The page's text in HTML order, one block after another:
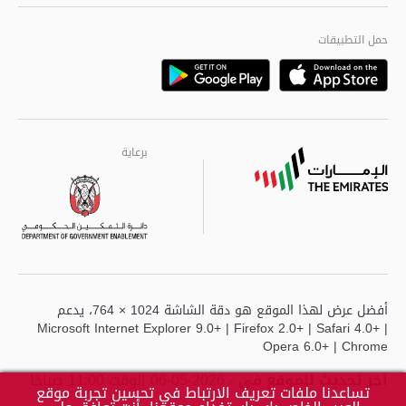
مراكز خدمة أبوظبى
حمل التطبيقات
Google
Playstore
برعاية
برعاية
أفضل عرض لهذا الموقع هو دقة الشاشة 1024 × 764، يدعم
Microsoft Internet Explorer 9.0+ | Firefox 2.0+ | Safari 4.0+ |
Opera 6.0+ | Chrome
آخر تحديث للموقع في- 2026-05-06 الوقت 11:00 صباحًا
تساعدنا ملفات تعريف الارتباط في تحسين تجربة موقع